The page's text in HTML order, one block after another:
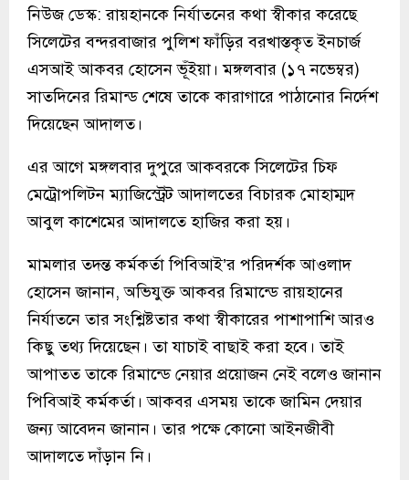
নিউজ ডেস্ক: রায়হানকে নির্যাতনের কথা স্বীকার করেছে
সিলেটের বন্দরবাজার পুলিশ ফাঁড়ির বরখাস্তকৃত ইনচার্জ
এসআই আকবর হোসেন ভূঁইয়া। মঙ্গলবার (১৭ নভেম্বর)
সাতদিনের রিমান্ড শেষে তাকে কারাগারে পাঠানোর নির্দেশ
দিয়েছেন আদালত।
এর আগে মঙ্গলবার দুপুরে আকবরকে সিলেটের চিফ
মেট্রোপলিটন ম্যাজিস্ট্রেট আদালতের বিচারক মোহাম্মদ
আবুল কাশেমের আদালতে হাজির করা হয়।
মামলার তদন্ত কর্মকর্তা পিবিআই’র পরিদর্শক আওলাদ
হোসেন জানান, অভিযুক্ত আকবর রিমান্ডে রায়হানের
নির্যাতনে তার সংশ্লিষ্টতার কথা স্বীকারের পাশাপাশি আরও
কিছু তথ্য দিয়েছেন। তা যাচাই বাছাই করা হবে। তাই
আপাতত তাকে রিমান্ডে নেয়ার প্রয়োজন নেই বলেও জানান
পিবিআই কর্মকর্তা। আকবর এসময় তাকে জামিন দেয়ার
জন্য আবেদন জানান। তার পক্ষে কোনো আইনজীবী
আদালতে দাঁড়ান নি।